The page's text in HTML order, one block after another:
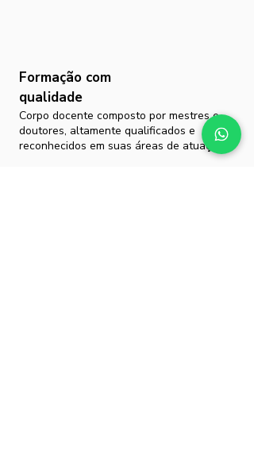
Formação com
qualidade
Corpo docente composto por mestres e
doutores, altamente qualificados e
reconhecidos em suas áreas de atuação.